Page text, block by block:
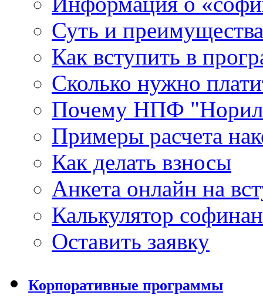
Суть и
Как вступить в
Сколько нужно
Почему НПФ
Примеры расчета
Как делать взносы
Анкета онлайн на
Калькулятор
Оставить заявку
Корпоративные программы